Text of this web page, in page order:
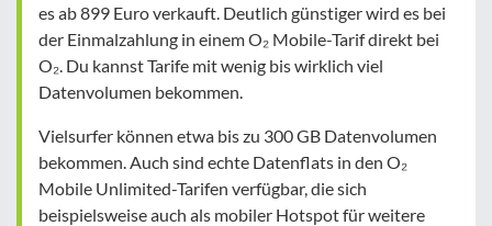
es ab 899 Euro verkauft. Deutlich günstiger wird es bei
der Einmalzahlung in einem O₂ Mobile-Tarif direkt bei
O₂. Du kannst Tarife mit wenig bis wirklich viel
Datenvolumen bekommen.
Vielsurfer können etwa bis zu 300 GB Datenvolumen
bekommen. Auch sind echte Datenflats in den O₂
Mobile Unlimited-Tarifen verfügbar, die sich
beispielsweise auch als mobiler Hotspot für weitere